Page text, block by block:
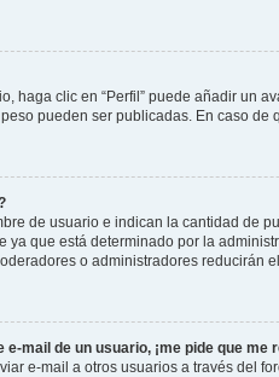
haga clic en “Perfil” puede añadir un
pueden ser publicadas. En caso
de usuario e indican la cantidad de
ya que está determinado por la
o administradores
mail de un usuario, ¡me pide que me
e-mail a otros usuarios a través del